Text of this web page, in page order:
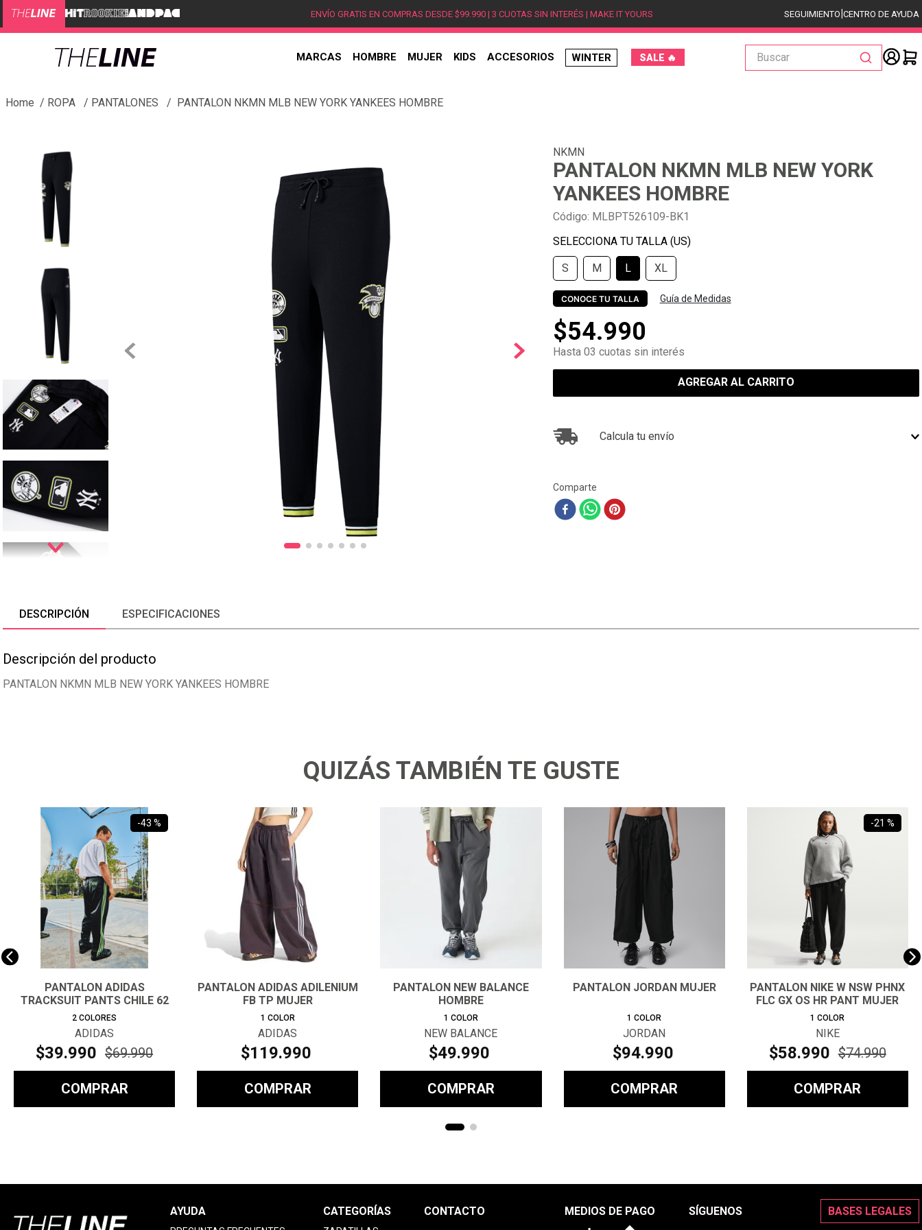
ENVÍO GRATIS EN COMPRAS DESDE $99.990 | 3 CUOTAS SIN INTERÉS | MAKE IT YOURS SEGUIMIENTO|CENTRO DE AYUDA
MARCAS HOMBRE MUJER KIDS ACCESORIOS WINTER SALE 🔥
Buscar
ROPA PANTALONES PANTALON NKMN MLB NEW YORK YANKEES HOMBRE
NKMN
PANTALON NKMN MLB NEW YORK
YANKEES HOMBRE
Código: MLBPT526109-BK1
S M L XL
CONOCE TU TALLA Guía de Medidas
$54.990
Hasta 03 cuotas sin interés
AGREGAR AL CARRITO
Calcula tu envío
Comparte
DESCRIPCIÓN ESPECIFICACIONES
Descripción del producto
PANTALON NKMN MLB NEW YORK YANKEES HOMBRE
QUIZÁS TAMBIÉN TE GUSTE
-43 %
PANTALON ADIDAS
TRACKSUIT PANTS CHILE 62
HOMBRE
2 COLORES
ADIDAS
$39.990 $69.990
COMPRAR
PANTALON ADIDAS ADILENIUM
FB TP MUJER
1 COLOR
ADIDAS
$119.990
COMPRAR
PANTALON NEW BALANCE
HOMBRE
1 COLOR
NEW BALANCE
$49.990
COMPRAR
PANTALON JORDAN MUJER
1 COLOR
JORDAN
$94.990
COMPRAR
-21 %
PANTALON NIKE W NSW PHNX
FLC GX OS HR PANT MUJER
1 COLOR
NIKE
$58.990 $74.990
COMPRAR
AYUDA CATEGORÍAS CONTACTO MEDIOS DE PAGO SÍGUENOS BASES LEGALES
1.